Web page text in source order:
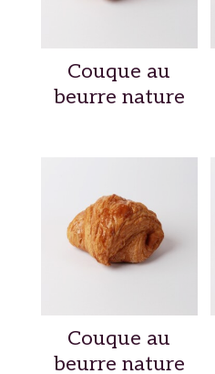
Couque au
beurre nature
Couque au
beurre nature